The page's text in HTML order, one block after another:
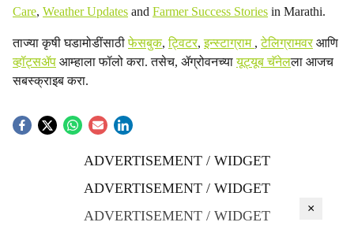
Care, Weather Updates and Farmer Success Stories in Marathi.
ताज्या कृषी घडामोडींसाठीफेसबुक,ट्विटर,इन्स्टाग्राम ,टेलिग्रामवरआणि
व्हॉट्सॲप आम्हाला फॉलो करा. तसेच, ॲग्रोवनच्यायूट्यूब चॅनेलला आजच
सबस्क्राइब करा.
ADVERTISEMENT / WIDGET
ADVERTISEMENT / WIDGET
ADVERTISEMENT / WIDGET
×